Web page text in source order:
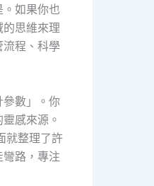
如果你也
思維來理
程、科學
參數」。你
感來源。
就整理了許
路，專注